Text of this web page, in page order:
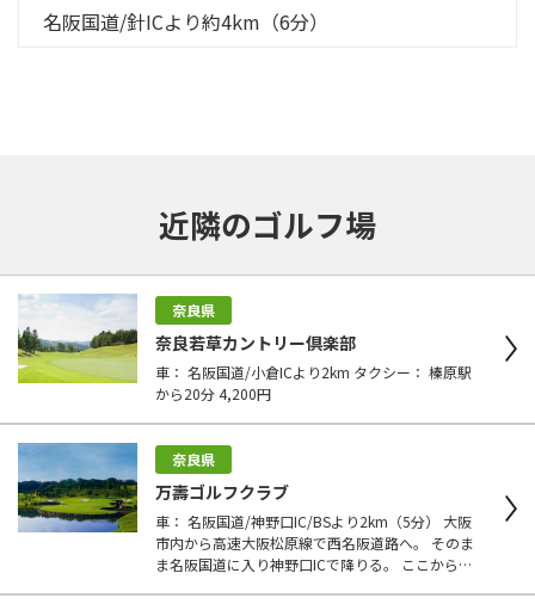
名阪国道/針ICより約4km（6分）
近隣のゴルフ場
奈良県
奈良若草カントリー倶楽部
車： 名阪国道/小倉ICより2km タクシー： 榛原駅
から20分 4,200円
奈良県
万壽ゴルフクラブ
車： 名阪国道/神野口IC/BSより2km（5分） 大阪
市内から高速大阪松原線で西名阪道路へ。 そのま
ま名阪国道に入り神野口ICで降りる。 ここから旧